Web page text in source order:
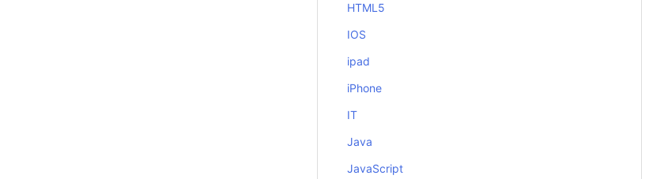
HTML5
IOS
ipad
iPhone
IT
Java
JavaScript